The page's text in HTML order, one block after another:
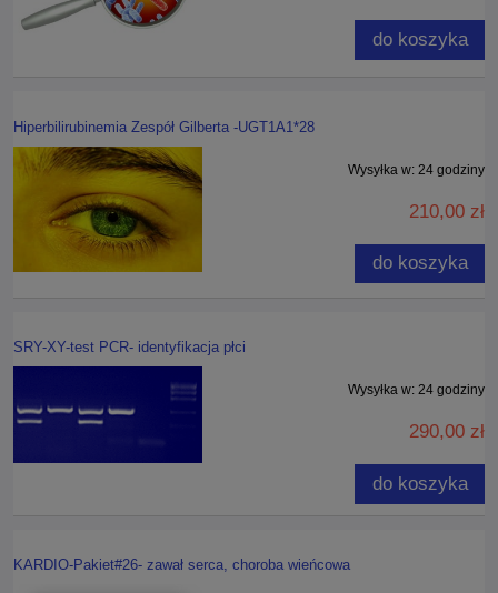
do koszyka
Hiperbilirubinemia Zespół Gilberta -UGT1A1*28
Wysyłka w: 24 godziny
210,00 zł
do koszyka
SRY-XY-test PCR- identyfikacja płci
Wysyłka w: 24 godziny
290,00 zł
do koszyka
KARDIO-Pakiet#26- zawał serca, choroba wieńcowa